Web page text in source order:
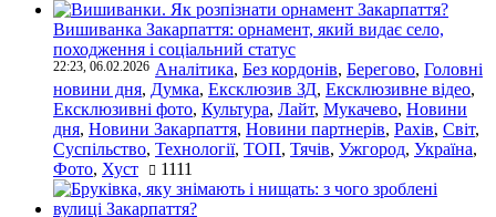
Вишиванка Закарпаття: орнамент, який видає село,
походження і соціальний статус
22:23, 06.02.2026 Аналітика, Без кордонів, Берегово, Головні
новини дня, Думка, Ексклюзив ЗД, Ексклюзивне відео,
Ексклюзивні фото, Культура, Лайт, Мукачево, Новини
дня, Новини Закарпаття, Новини партнерів, Рахів, Світ,
Суспільство, Технології, ТОП, Тячів, Ужгород, Україна,
Фото, Хуст 1111